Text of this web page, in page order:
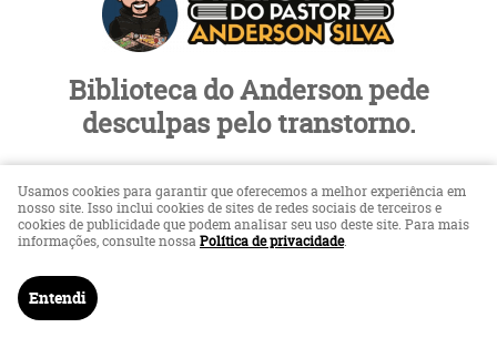
Biblioteca do Anderson pede
desculpas pelo transtorno.
Loja em Manutenção
Usamos cookies para garantir que oferecemos a melhor experiência em
nosso site. Isso inclui cookies de sites de redes sociais de terceiros e
cookies de publicidade que podem analisar seu uso deste site. Para mais
informações, consulte nossaPolítica de privacidade.
Entendi